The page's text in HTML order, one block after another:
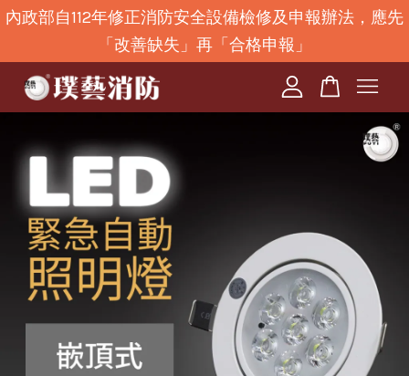
內政部自112年修正消防安全設備檢修及申報辦法，應先
「改善缺失」再「合格申報」
您的購物車目前還是空的。